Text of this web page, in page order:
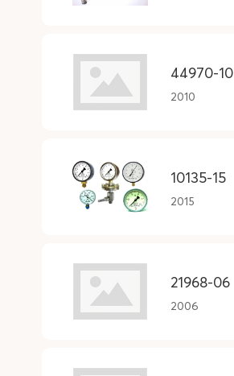
44970-10
2010
10135-15
2015
21968-06
2006